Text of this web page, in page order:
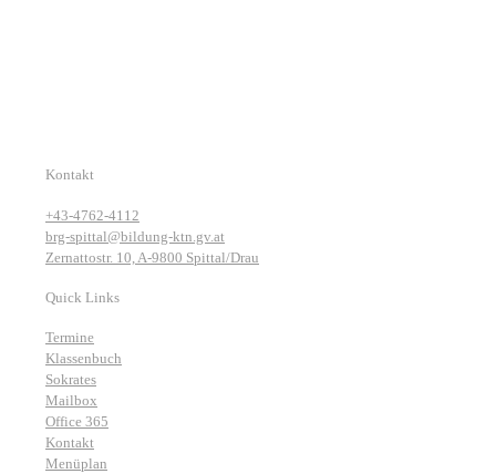
Kontakt
+43-4762-4112
brg-spittal@bildung-ktn.gv.at
Zernattostr. 10, A-9800 Spittal/Drau
Quick Links
Termine
Klassenbuch
Sokrates
Mailbox
Office 365
Kontakt
Menüplan